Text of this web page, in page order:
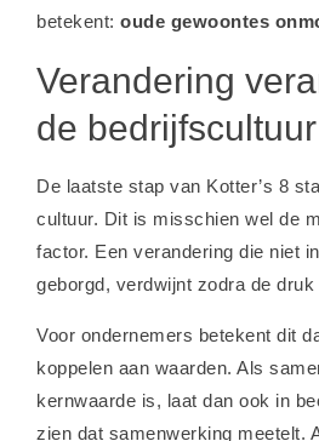
betekent: oude gewoontes
Verandering
de bedrijfscultuur
De laatste stap van Kotter’s 8
cultuur. Dit is misschien wel de
factor. Een verandering die niet
geborgd, verdwijnt zodra de druk
Voor ondernemers betekent dit
koppelen aan waarden. Als
kernwaarde is, laat dan ook in
zien dat samenwerking meetelt.